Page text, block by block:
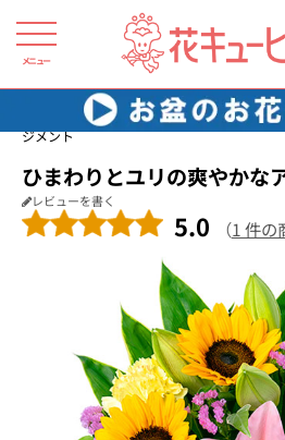
メニュー
花キューピット お祝い
【お祝い】ひ
ジメント
ひまわりとユリの爽やかな
レビューを書く
5.0 （1 件の